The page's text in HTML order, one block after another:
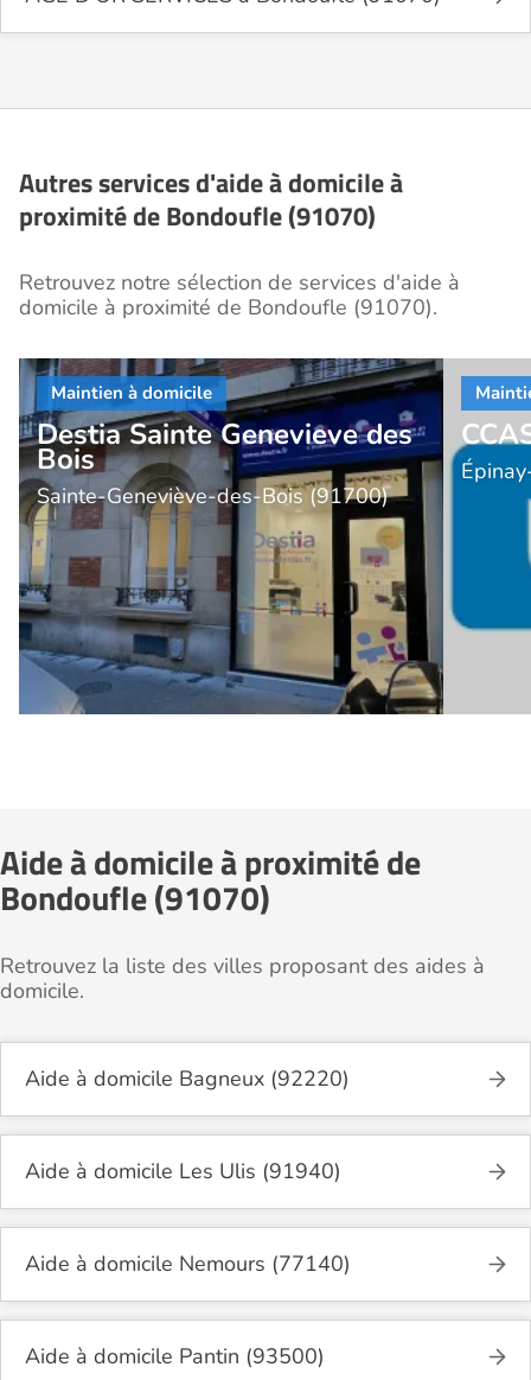
Autres services d'aide à domicile à
proximité de Bondoufle (91070)
Retrouvez notre sélection de services d'aide à
domicile à proximité de Bondoufle (91070).
Destia Sainte Genevieve des
Bois
Sainte-Geneviève-des-Bois (91700)
Aide à domicile à proximité de
Bondoufle (91070)
Retrouvez la liste des villes proposant des aides à
domicile.
Aide à domicile Bagneux (92220)
Aide à domicile Les Ulis (91940)
Aide à domicile Nemours (77140)
Aide à domicile Pantin (93500)